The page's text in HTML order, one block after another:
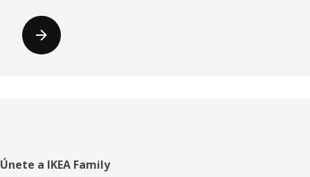
Pie
Únete a IKEA Family